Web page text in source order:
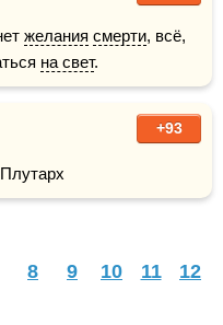
желания смерти, всё,
на свет.
+93
8 9 10 11
12